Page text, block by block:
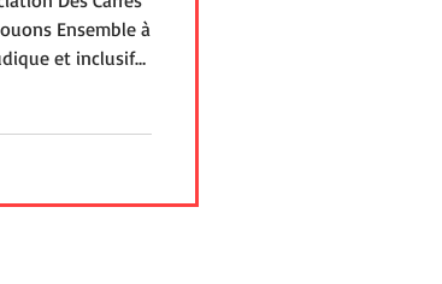
Ensemble à
et inclusif